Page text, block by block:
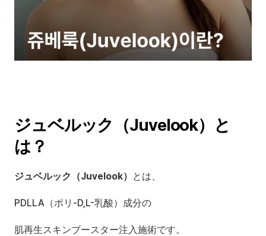
ジュベルック（Juvelook）と
は？
ジュベルック（Juvelook） とは、
PDLLA（ポリ-D,L-乳酸）成分の
肌再生スキンブースター注入施術です。